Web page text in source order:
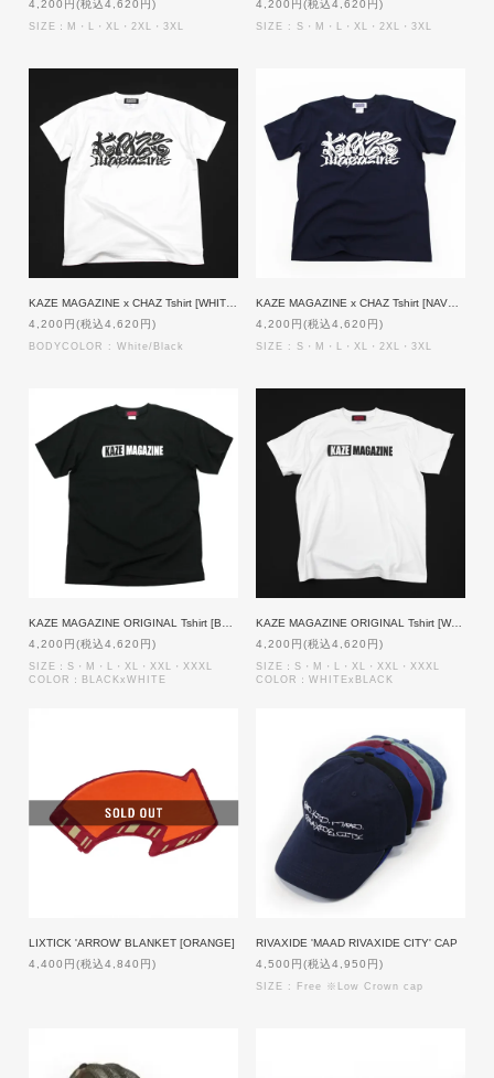
4,200円(税込4,620円)
SIZE：M・L・XL・2XL・3XL
4,200円(税込4,620円)
SIZE : S・M・L・XL・2XL・3XL
4,200円(税込4,620円)
BODYCOLOR : White/Black
4,200円(税込4,620円)
SIZE : S・M・L・XL・2XL・3XL
4,200円(税込4,620円)
SIZE：S・M・L・XL・XXL・XXXL
COLOR：BLACKxWHITE
KAZE MAGAZINE ORIGINAL Tshirt [WHITExBLACK]
4,200円(税込4,620円)
SIZE：S・M・L・XL・XXL・XXXL
COLOR：WHITExBLACK
LIXTICK 'ARROW' BLANKET [ORANGE]
4,400円(税込4,840円)
RIVAXIDE 'MAAD RIVAXIDE CITY' CAP
4,500円(税込4,950円)
SIZE : Free ※Low Crown cap